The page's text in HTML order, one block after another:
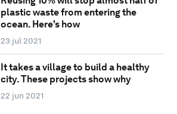
plastic waste from entering the
ocean. Here's how
23 jul 2021
It takes a village to build a healthy
city. These projects show why
22 jun 2021